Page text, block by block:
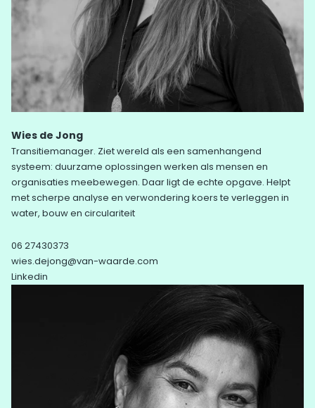
Wies de Jong
Transitiemanager. Ziet wereld als een samenhangend
systeem: duurzame oplossingen werken als mensen en
organisaties meebewegen. Daar ligt de echte opgave. Helpt
met scherpe analyse en verwondering koers te verleggen in
water, bouw en circulariteit
06 27430373
wies.dejong@van-waarde.com
Linkedin